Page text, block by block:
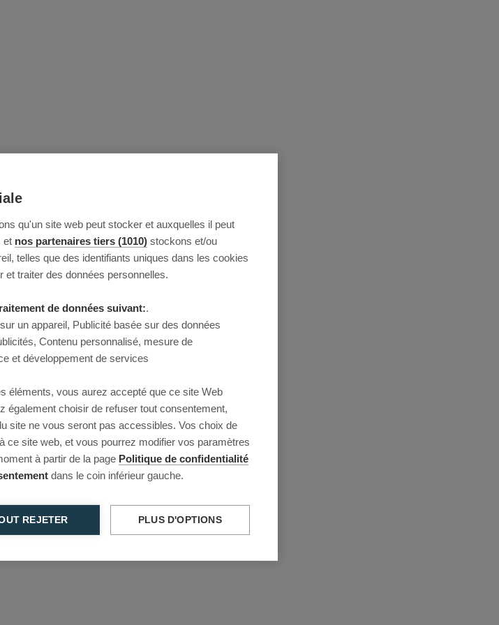
qu'un site web peut stocker et auxquelles il peut
et nos partenaires tiers (1010) stockons et/ou
telles que des identifiants uniques dans les cookies
et traiter des données personnelles.
de données suivant:.
un appareil, Publicité basée sur des données
Contenu personnalisé, mesure de
et développement de services
éléments, vous aurez accepté que ce site Web
également choisir de refuser tout consentement,
site ne vous seront pas accessibles. Vos choix de
ce site web, et vous pourrez modifier vos paramètres
à partir de la page Politique de confidentialité
dans le coin inférieur gauche.
REJETER PLUS D'OPTIONS
couldn’t load
again, or go back.
Back